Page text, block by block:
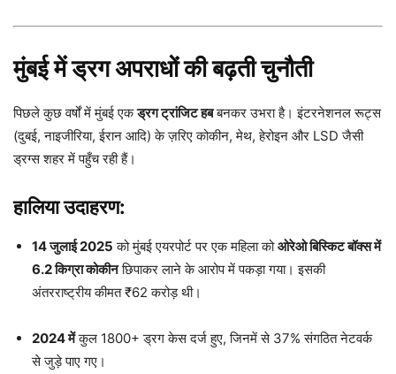
मुंबई में ड्रग अपराधों की बढ़ती चुनौती
पिछले कुछ वर्षों में मुंबई एकड्रग ट्रांजिट हबबनकर उभरा है। इंटरनेशनल रूट्स
(दुबई, नाइजीरिया, ईरान आदि) के ज़रिए कोकीन, मेथ, हेरोइन और LSD जैसी
ड्रग्स शहर में पहुँच रही हैं।
हालिया उदाहरण:
14 जुलाई 2025 को मुंबई एयरपोर्ट पर एक महिला कोओरेओ बिस्किट बॉक्स में
6.2 किग्रा कोकीनछिपाकर लाने के आरोप में पकड़ा गया। इसकी
अंतरराष्ट्रीय कीमत ₹62 करोड़ थी।
2024 मेंकुल 1800+ ड्रग केस दर्ज हुए, जिनमें से 37% संगठित नेटवर्क
से जुड़े पाए गए।